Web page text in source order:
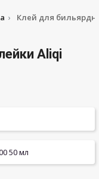
Клей для
Aliqi